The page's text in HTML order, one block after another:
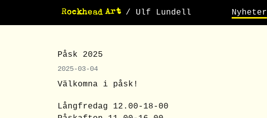
/ Ulf Lundell Nyheter
Påsk 2025
2025-03-04
Välkomna i påsk!
Långfredag 12.00-18-00